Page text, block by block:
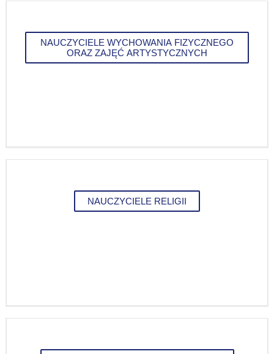
NAUCZYCIELE WYCHOWANIA FIZYCZNEGO
ORAZ ZAJĘĆ ARTYSTYCZNYCH
NAUCZYCIELE RELIGII